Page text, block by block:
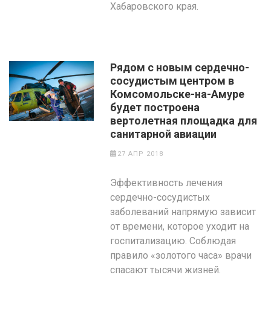
Хабаровского края.
Рядом с новым сердечно-
сосудистым центром в
Комсомольске-на-Амуре
будет построена
вертолетная площадка для
санитарной авиации
27 АПР 2018
Эффективность лечения
сердечно-сосудистых
заболеваний напрямую зависит
от времени, которое уходит на
госпитализацию. Соблюдая
правило «золотого часа» врачи
спасают тысячи жизней.